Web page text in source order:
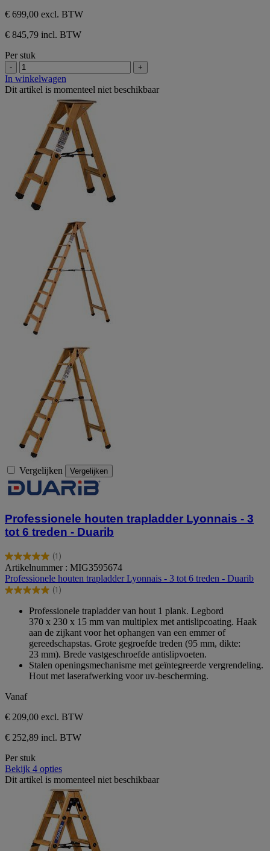
€ 699,00 excl. BTW
€ 845,79 incl. BTW
Per stuk
- +
In winkelwagen
Dit artikel is momenteel niet beschikbaar
Vergelijken Vergelijken
Professionele houten trapladder Lyonnais - 3
tot 6 treden - Duarib
(1)
5.0
van
de
5
beoordeling
Artikelnummer : MIG3595674
Professionele houten trapladder Lyonnais - 3 tot 6 treden - Duarib
(1)
5.0
sterren.
beoordeling
Professionele trapladder van hout 1 plank. Legbord
370 x 230 x 15 mm van multiplex met antislipcoating. Haak
aan de zijkant voor het ophangen van een emmer of
gereedschapstas. Grote gegroefde treden (95 mm, dikte:
23 mm). Brede vastgeschroefde antislipvoeten.
Stalen openingsmechanisme met geïntegreerde vergrendeling.
Hout met laserafwerking voor uv-bescherming.
Vanaf
€ 209,00 excl. BTW
€ 252,89 incl. BTW
Per stuk
Bekijk 4 opties
Dit artikel is momenteel niet beschikbaar